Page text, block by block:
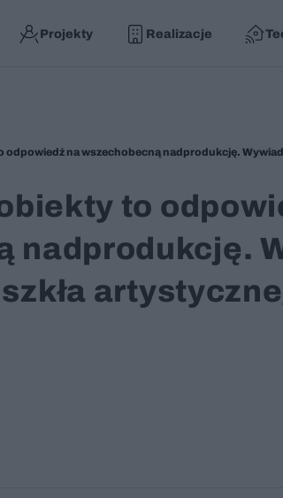
Projekty Realizacje
to
nadprodukcję.